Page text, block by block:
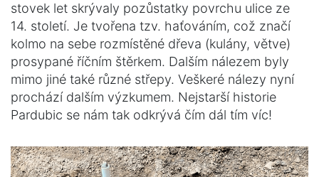
stovek let skrývaly pozůstatky povrchu ulice ze
14. století. Je tvořena tzv. haťováním, což značí
kolmo na sebe rozmístěné dřeva (kulány, větve)
prosypané říčním štěrkem. Dalším nálezem byly
mimo jiné také různé střepy. Veškeré nálezy nyní
prochází dalším výzkumem. Nejstarší historie
Pardubic se nám tak odkrývá čím dál tím víc!